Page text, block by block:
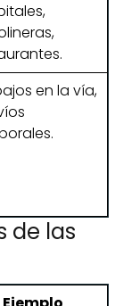
en la vía,
de las